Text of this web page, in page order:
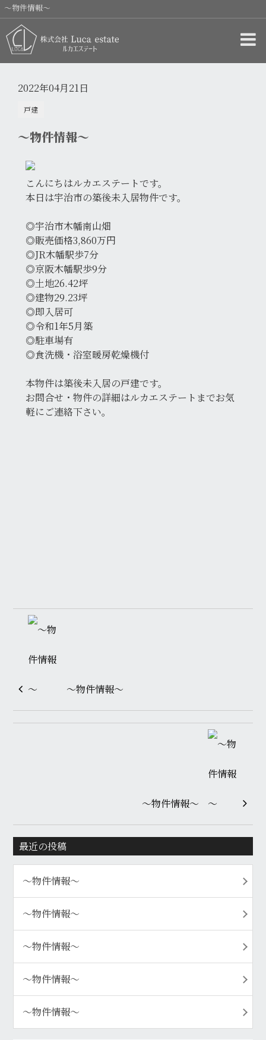
～物件情報～
2022年04月21日
戸建
～物件情報～
こんにちはルカエステートです。
本日は宇治市の築後未入居物件です。
◎宇治市木幡南山畑
◎販売価格3,860万円
◎JR木幡駅歩7分
◎京阪木幡駅歩9分
◎土地26.42坪
◎建物29.23坪
◎即入居可
◎令和1年5月築
◎駐車場有
◎食洗機・浴室暖房乾燥機付
本物件は築後未入居の戸建です。
お問合せ・物件の詳細はルカエステートまでお気
軽にご連絡下さい。
～物件情報～
～物件情報～
最近の投稿
〜物件情報〜
〜物件情報〜
〜物件情報〜
〜物件情報〜
〜物件情報〜